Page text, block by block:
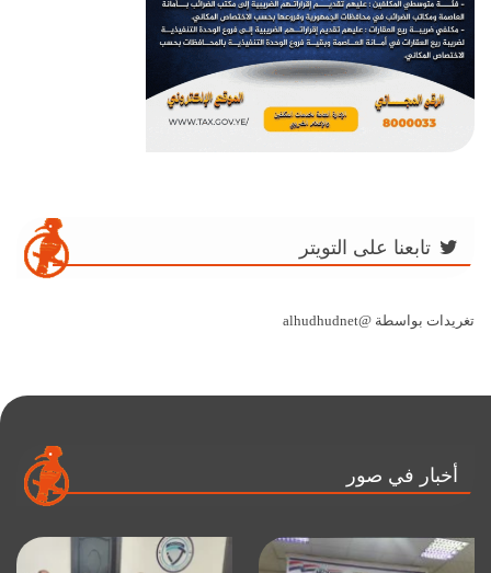
تابعنا على التويتر
تغريدات بواسطة @alhudhudnet
أخبار في صور